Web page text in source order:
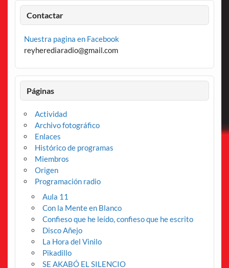
Contactar
Nuestra pagina en Facebook
reyherediaradio@gmail.com
Páginas
Actividad
Archivo fotográfico
Enlaces
Histórico de programas
Miembros
Origen
Programación radio
Aula 11
Con la Mente en Blanco
Confieso que he leído, confieso que he escrito
Disco Añejo
La Hora del Vinilo
Pikadillo
SE AKABÓ EL SILENCIO